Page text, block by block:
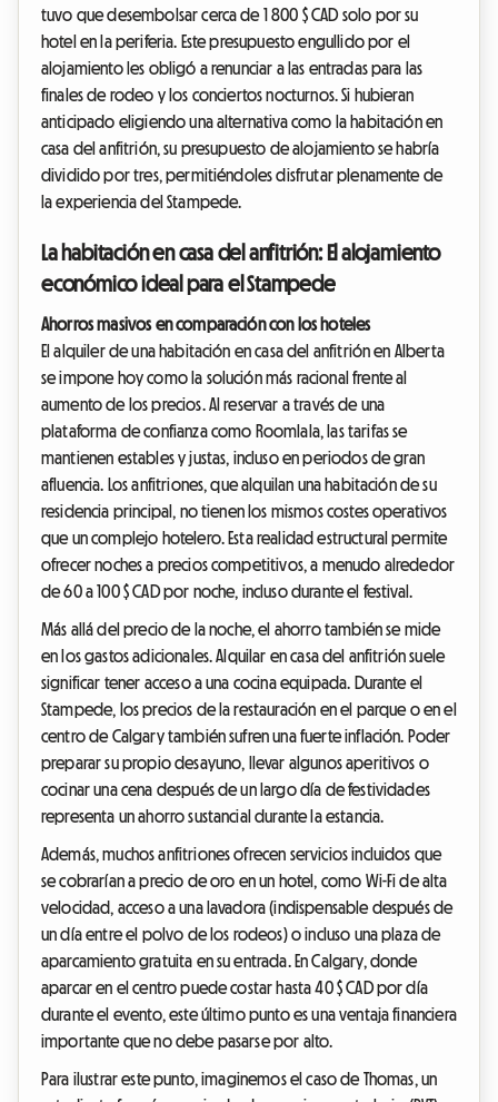
tuvo que desembolsar cerca de 1 800 $ CAD solo por su
hotel en la periferia. Este presupuesto engullido por el
alojamiento les obligó a renunciar a las entradas para las
finales de rodeo y los conciertos nocturnos. Si hubieran
anticipado eligiendo una alternativa como la habitación en
casa del anfitrión, su presupuesto de alojamiento se habría
dividido por tres, permitiéndoles disfrutar plenamente de
la experiencia del Stampede.
La habitación en casa del anfitrión: El alojamiento
económico ideal para el Stampede
Ahorros masivos en comparación con los hoteles
El alquiler de una habitación en casa del anfitrión en Alberta
se impone hoy como la solución más racional frente al
aumento de los precios. Al reservar a través de una
plataforma de confianza como Roomlala, las tarifas se
mantienen estables y justas, incluso en periodos de gran
afluencia. Los anfitriones, que alquilan una habitación de su
residencia principal, no tienen los mismos costes operativos
que un complejo hotelero. Esta realidad estructural permite
ofrecer noches a precios competitivos, a menudo alrededor
de 60 a 100 $ CAD por noche, incluso durante el festival.
Más allá del precio de la noche, el ahorro también se mide
en los gastos adicionales. Alquilar en casa del anfitrión suele
significar tener acceso a una cocina equipada. Durante el
Stampede, los precios de la restauración en el parque o en el
centro de Calgary también sufren una fuerte inflación. Poder
preparar su propio desayuno, llevar algunos aperitivos o
cocinar una cena después de un largo día de festividades
representa un ahorro sustancial durante la estancia.
Además, muchos anfitriones ofrecen servicios incluidos que
se cobrarían a precio de oro en un hotel, como Wi-Fi de alta
velocidad, acceso a una lavadora (indispensable después de
un día entre el polvo de los rodeos) o incluso una plaza de
aparcamiento gratuita en su entrada. En Calgary, donde
aparcar en el centro puede costar hasta 40 $ CAD por día
durante el evento, este último punto es una ventaja financiera
importante que no debe pasarse por alto.
Para ilustrar este punto, imaginemos el caso de Thomas, un